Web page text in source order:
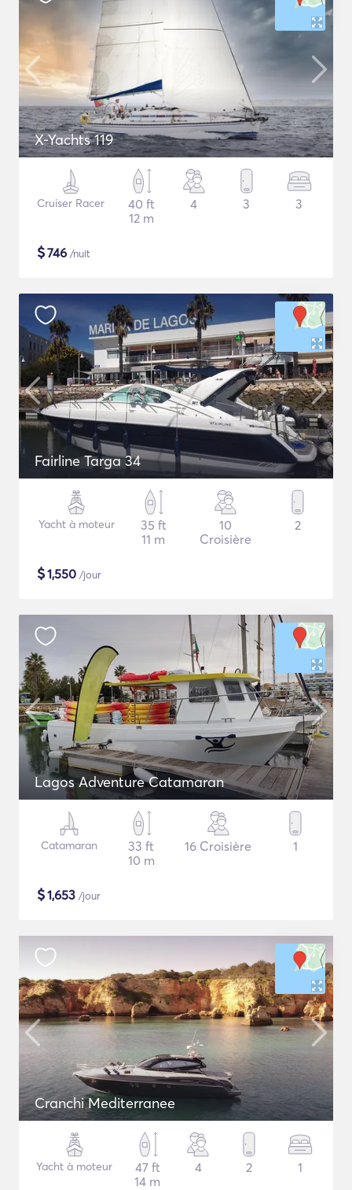
X-Yachts 119
Cruiser Racer
40 ft
12 m
4 3 3
$746 /nuit
Fairline Targa 34
Yacht à moteur
35 ft
11 m
10
Croisière
2
$1,550 /jour
Lagos Adventure Catamaran
Catamaran
33 ft
10 m
16 Croisière 1
$1,653 /jour
Cranchi Mediterranee
Yacht à moteur
47 ft
14 m
4 2 1